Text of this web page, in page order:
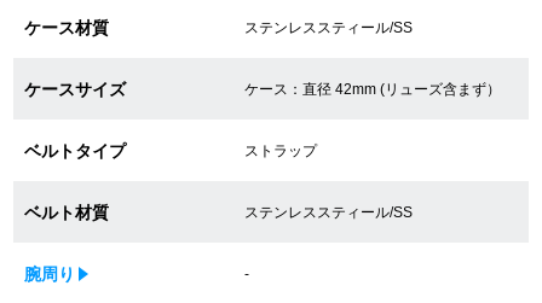
ケース材質 ステンレススティール/SS
ケースサイズ ケース：直径 42mm (リューズ含まず）
ベルトタイプ ストラップ
ベルト材質 ステンレススティール/SS
腕周り -